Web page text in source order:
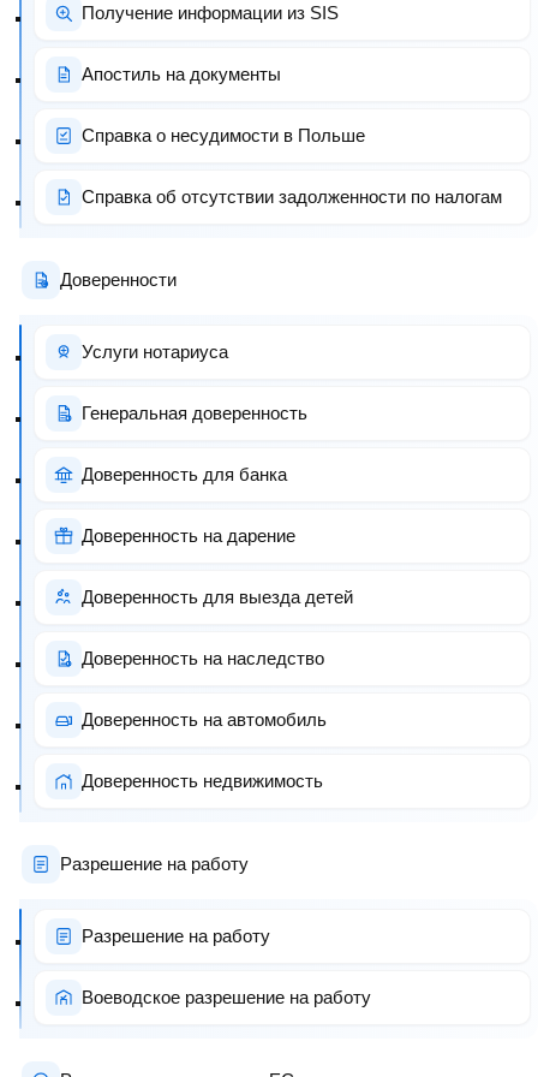
Получение информации из SIS
Апостиль на документы
Справка о несудимости в Польше
Справка об отсутствии задолженности по налогам
Доверенности
Услуги нотариуса
Генеральная доверенность
Доверенность для банка
Доверенность на дарение
Доверенность для выезда детей
Доверенность на наследство
Доверенность на автомобиль
Доверенность недвижимость
Разрешение на работу
Разрешение на работу
Воеводское разрешение на работу